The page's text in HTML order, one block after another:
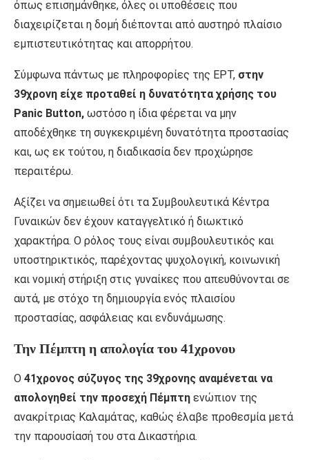
όπως επισημάνθηκε, όλες οι υποθέσεις που
διαχειρίζεται η δομή διέπονται από αυστηρό πλαίσιο
εμπιστευτικότητας και απορρήτου.
Σύμφωνα πάντως με πληροφορίες της ΕΡΤ, στην
39χρονη είχε προταθεί η δυνατότητα χρήσης του
Panic Button, ωστόσο η ίδια φέρεται να μην
αποδέχθηκε τη συγκεκριμένη δυνατότητα προστασίας
και, ως εκ τούτου, η διαδικασία δεν προχώρησε
περαιτέρω.
Αξίζει να σημειωθεί ότι τα Συμβουλευτικά Κέντρα
Γυναικών δεν έχουν καταγγελτικό ή διωκτικό
χαρακτήρα. Ο ρόλος τους είναι συμβουλευτικός και
υποστηρικτικός, παρέχοντας ψυχολογική, κοινωνική
και νομική στήριξη στις γυναίκες που απευθύνονται σε
αυτά, με στόχο τη δημιουργία ενός πλαισίου
προστασίας, ασφάλειας και ενδυνάμωσης.
Την Πέμπτη η απολογία του 41χρονου
Ο 41χρονος σύζυγος της 39χρονης αναμένεται να
απολογηθεί την προσεχή Πέμπτη ενώπιον της
ανακρίτριας Καλαμάτας, καθώς έλαβε προθεσμία μετά
την παρουσίασή του στα Δικαστήρια.